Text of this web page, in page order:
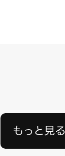
もっと見る